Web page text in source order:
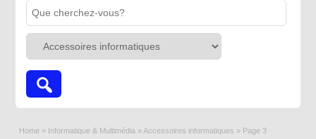
Home » Informatique & Multimédia » Accessoires informatiques » Page 3